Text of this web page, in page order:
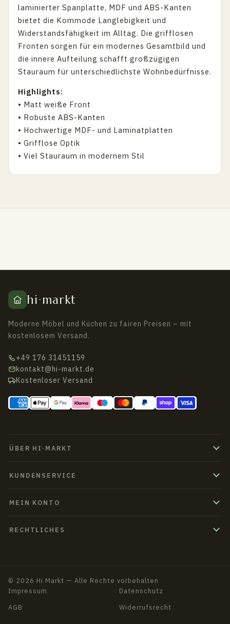
laminierter Spanplatte, MDF und ABS-Kanten
bietet die Kommode Langlebigkeit und
Widerstandsfähigkeit im Alltag. Die grifflosen
Fronten sorgen für ein modernes Gesamtbild und
die innere Aufteilung schafft großzügigen
Stauraum für unterschiedlichste Wohnbedürfnisse.
Highlights:
• Matt weiße Front
• Robuste ABS-Kanten
• Hochwertige MDF- und Laminatplatten
• Grifflose Optik
• Viel Stauraum in modernem Stil
hi·markt
Moderne Möbel und Küchen zu fairen Preisen – mit
kostenlosem Versand.
+49 176 31451159
kontakt@hi-markt.de
Kostenloser Versand
ÜBER HI·MARKT
KUNDENSERVICE
MEIN KONTO
RECHTLICHES
© 2026 Hi Markt — Alle Rechte vorbehalten
Impressum
Datenschutz
AGB
Widerrufsrecht